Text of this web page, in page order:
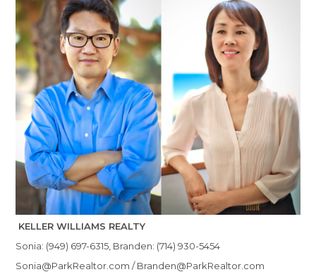
KELLER WILLIAMS REALTY
Sonia: (949) 697-6315, Branden: (714) 930-5454
Sonia@ParkRealtor.com / Branden@ParkRealtor.com